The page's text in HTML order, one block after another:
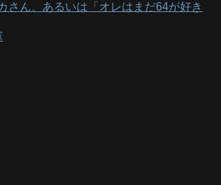
さん、あるいは「オレはまだ64が好き